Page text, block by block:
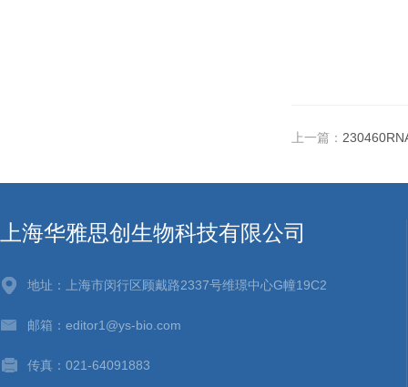
上一篇：
上海华雅思创生物科技有限公司
地址：上海市闵行区顾戴路2337号维璟中心G幢19C2
邮箱：editor1@ys-bio.com
传真：021-64091883